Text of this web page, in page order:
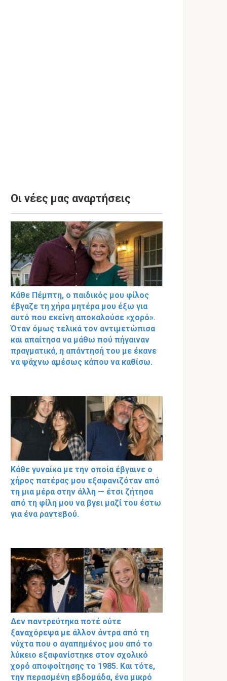
Οι νέες μας αναρτήσεις
Κάθε Πέμπτη, ο παιδικός μου φίλος
έβγαζε τη χήρα μητέρα μου έξω για
αυτό που εκείνη αποκαλούσε «χορό».
Όταν όμως τελικά τον αντιμετώπισα
και απαίτησα να μάθω πού πήγαιναν
πραγματικά, η απάντησή του με έκανε
να ψάχνω αμέσως κάπου να καθίσω.
Κάθε γυναίκα με την οποία έβγαινε ο
χήρος πατέρας μου εξαφανιζόταν από
τη μια μέρα στην άλλη — έτσι ζήτησα
από τη φίλη μου να βγει μαζί του έστω
για ένα ραντεβού.
Δεν παντρεύτηκα ποτέ ούτε
ξαναχόρεψα με άλλον άντρα από τη
νύχτα που ο αγαπημένος μου από το
λύκειο εξαφανίστηκε στον σχολικό
χορό αποφοίτησης το 1985. Και τότε,
την περασμένη εβδομάδα, ένα μικρό